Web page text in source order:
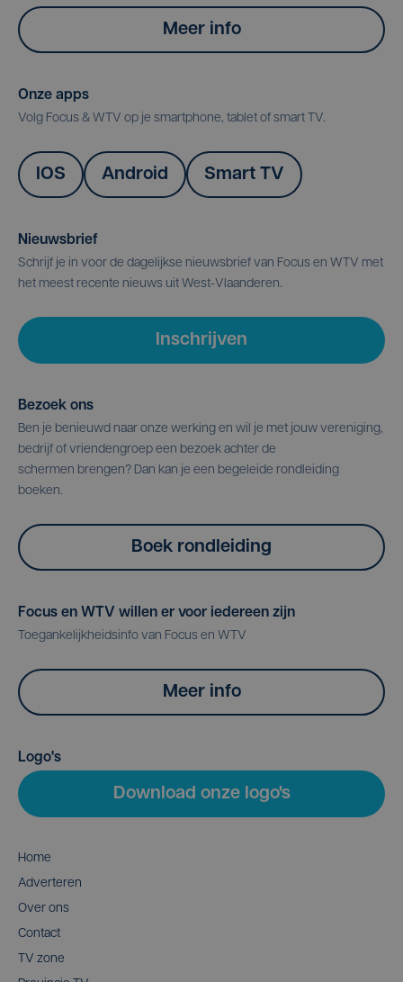
Meer info
Onze apps
Volg Focus & WTV op je smartphone, tablet of smart TV.
IOS Android Smart TV
Nieuwsbrief
Schrijf je in voor de dagelijkse nieuwsbrief van Focus en WTV met
het meest recente nieuws uit West-Vlaanderen.
Inschrijven
Bezoek ons
Ben je benieuwd naar onze werking en wil je met jouw vereniging,
bedrijf of vriendengroep een bezoek achter de
schermen brengen? Dan kan je een begeleide rondleiding
boeken.
Boek rondleiding
Focus en WTV willen er voor iedereen zijn
Toegankelijkheidsinfo van Focus en WTV
Meer info
Logo's
Download onze logo's
Home
Adverteren
Over ons
Contact
TV zone